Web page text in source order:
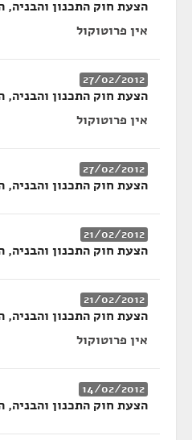
הצעת חוק התכנון והבניה,
אין פרוטוקול
27/02/2012
הצעת חוק התכנון והבניה,
אין פרוטוקול
27/02/2012
הצעת חוק התכנון והבניה,
21/02/2012
הצעת חוק התכנון והבניה,
21/02/2012
הצעת חוק התכנון והבניה,
אין פרוטוקול
14/02/2012
הצעת חוק התכנון והבניה,